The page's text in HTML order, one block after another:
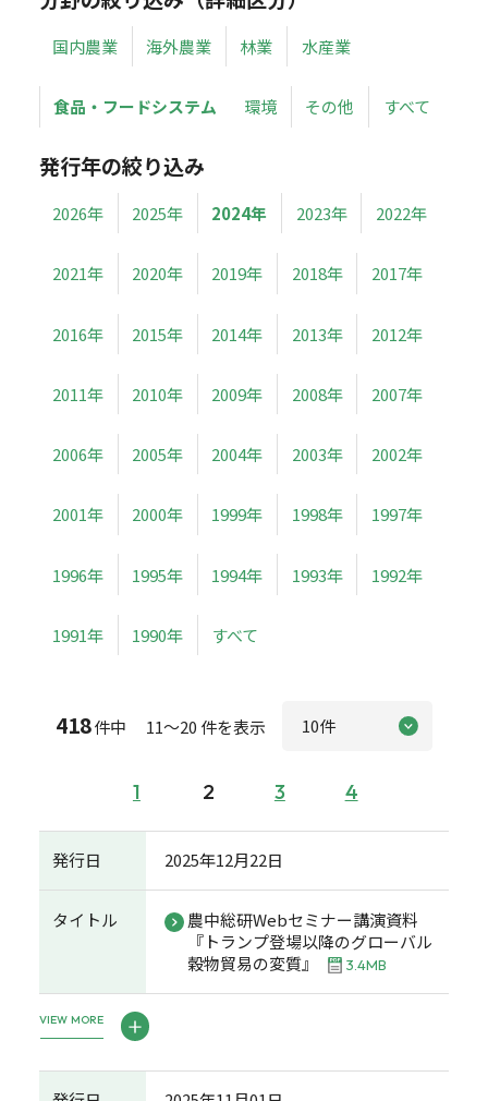
国内農業 海外農業 林業 水産業
食品・フードシステム 環境 その他 すべて
発行年の絞り込み
2026年 2025年 2024年 2023年 2022年
2021年 2020年 2019年 2018年 2017年
2016年 2015年 2014年 2013年 2012年
2011年 2010年 2009年 2008年 2007年
2006年 2005年 2004年 2003年 2002年
2001年 2000年 1999年 1998年 1997年
1996年 1995年 1994年 1993年 1992年
1991年 1990年 すべて
418件中 11～20 件を表示
1 2 3 4
発行日 2025年12月22日
タイトル
農中総研Webセミナー講演資料
『トランプ登場以降のグローバル
穀物貿易の変質』
3.4MB
VIEW MORE